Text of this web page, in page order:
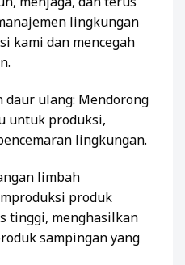
lingkungan
kami dan mencegah
daur ulang: Mendorong
untuk produksi,
lingkungan.
limbah
produk
tinggi, menghasilkan
sampingan yang